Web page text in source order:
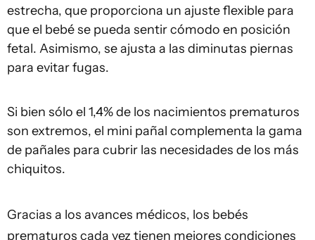
estrecha, que proporciona un ajuste flexible para
que el bebé se pueda sentir cómodo en posición
fetal. Asimismo, se ajusta a las diminutas piernas
para evitar fugas.
Si bien sólo el 1,4% de los nacimientos prematuros
son extremos, el mini pañal complementa la gama
de pañales para cubrir las necesidades de los más
chiquitos.
Gracias a los avances médicos, los bebés
prematuros cada vez tienen mejores condiciones